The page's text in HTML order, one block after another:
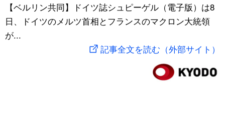
文化
動画/Live
スポーツ・東京2020
【ベルリン共同】ドイツ誌シュピーゲル（電子版）は8
日、ドイツのメルツ首相とフランスのマクロン大統領
が...
記事全文を読む（外部サイト）